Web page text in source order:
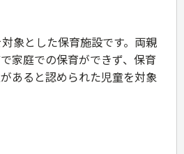
象とした保育施設です。両親
家庭での保育ができず、保育
あると認められた児童を対象